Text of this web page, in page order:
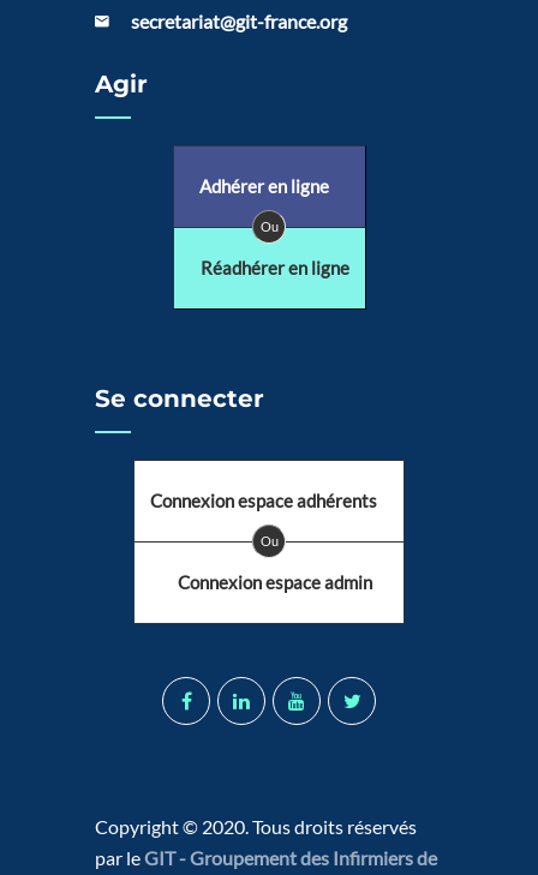
secretariat@git-france.org
Agir
Adhérer en ligne
Ou
Réadhérer en ligne
Se connecter
Connexion espace adhérents
Ou
Connexion espace admin
Copyright © 2020. Tous droits réservés
par leGIT - Groupement des Infirmiers de